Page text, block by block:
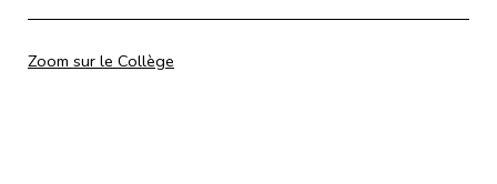
Catégorisé
Zoom sur le Collège